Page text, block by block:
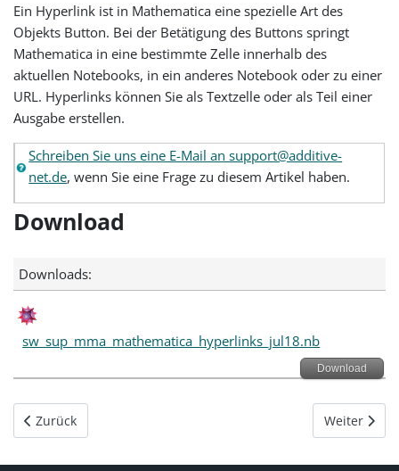
Ein Hyperlink ist in Mathematica eine spezielle Art des
Objekts Button. Bei der Betätigung des Buttons springt
Mathematica in eine bestimmte Zelle innerhalb des
aktuellen Notebooks, in ein anderes Notebook oder zu einer
URL. Hyperlinks können Sie als Textzelle oder als Teil einer
Ausgabe erstellen.
Schreiben Sie uns eine E-Mail an support@additive-
net.de, wenn Sie eine Frage zu diesem Artikel haben.
Download
Downloads:
sw_sup_mma_mathematica_hyperlinks_jul18.nb
Download
Vorheriger Beitrag: Mathematica 11.3 - Optionen einer
Zurück Nächster
Weiter